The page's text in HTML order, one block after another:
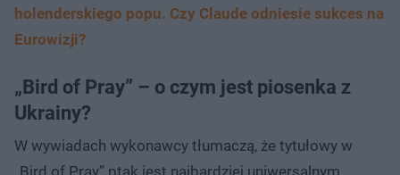
holenderskiego popu. Czy Claude odniesie sukces na
Eurowizji?
„Bird of Pray” – o czym jest piosenka z
Ukrainy?
W wywiadach wykonawcy tłumaczą, że tytułowy w
„Bird of Pray” ptak jest najbardziej uniwersalnym